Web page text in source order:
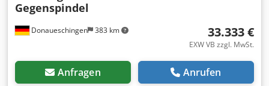
Donaueschingen 383 km
Gegenspindel
33.333 €
EXW VB zzgl. MwSt.
Anfragen Anrufen